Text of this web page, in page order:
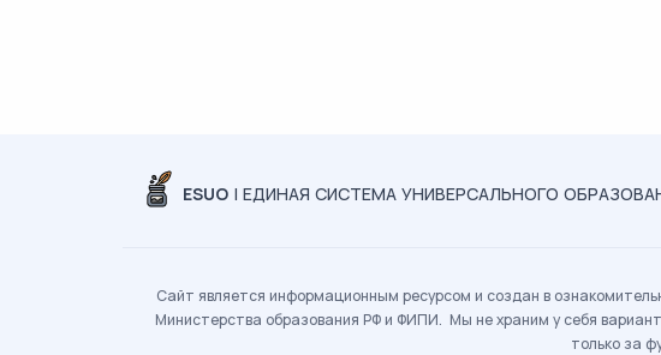
ESUO | ЕДИНАЯ СИСТЕМА УНИВЕРСАЛЬНОГО
Сайт является информационным ресурсом и создан в
Министерства образования РФ и ФИПИ. Мы не храним у себя
только за